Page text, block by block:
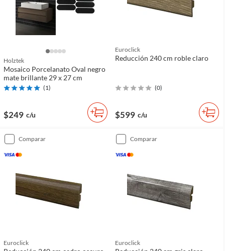
Holztek
Mosaico Porcelanato Oval negro
mate brillante 29 x 27 cm
(1)
$249 c/u
Euroclick
Reducción 240 cm roble claro
(0)
$599 c/u
comparar
Euroclick
comparar
Euroclick